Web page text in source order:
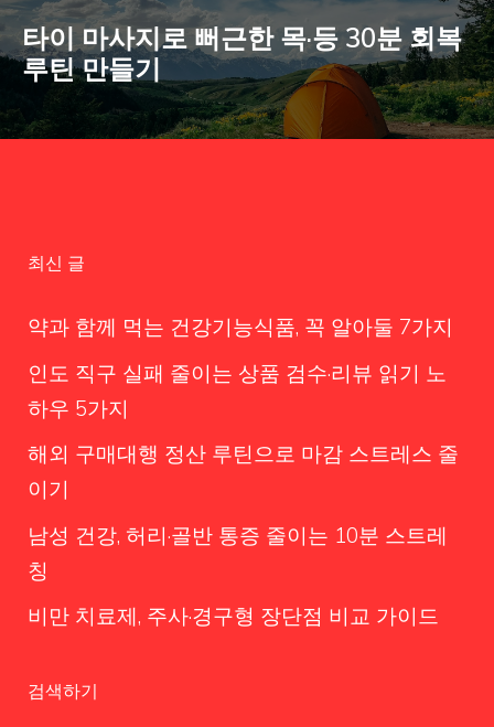
타이 마사지로 뻐근한 목·등 30분 회복
루틴 만들기
최신 글
약과 함께 먹는 건강기능식품, 꼭 알아둘 7가지
인도 직구 실패 줄이는 상품 검수·리뷰 읽기 노
하우 5가지
해외 구매대행 정산 루틴으로 마감 스트레스 줄
이기
남성 건강, 허리·골반 통증 줄이는 10분 스트레
칭
비만 치료제, 주사·경구형 장단점 비교 가이드
검색하기